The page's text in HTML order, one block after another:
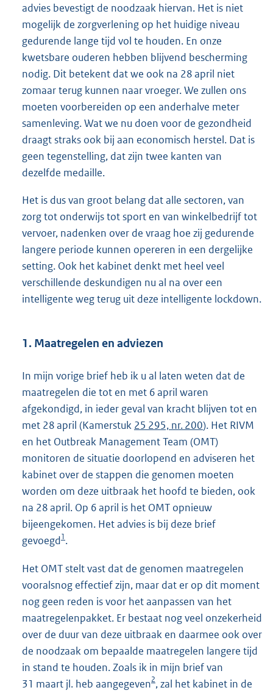
advies bevestigt de noodzaak hiervan. Het is niet
mogelijk de zorgverlening op het huidige niveau
gedurende lange tijd vol te houden. En onze
kwetsbare ouderen hebben blijvend bescherming
nodig. Dit betekent dat we ook na 28 april niet
zomaar terug kunnen naar vroeger. We zullen ons
moeten voorbereiden op een anderhalve meter
samenleving. Wat we nu doen voor de gezondheid
draagt straks ook bij aan economisch herstel. Dat is
geen tegenstelling, dat zijn twee kanten van
dezelfde medaille.
Het is dus van groot belang dat alle sectoren, van
zorg tot onderwijs tot sport en van winkelbedrijf tot
vervoer, nadenken over de vraag hoe zij gedurende
langere periode kunnen opereren in een dergelijke
setting. Ook het kabinet denkt met heel veel
verschillende deskundigen nu al na over een
intelligente weg terug uit deze intelligente lockdown.
1. Maatregelen en adviezen
In mijn vorige brief heb ik u al laten weten dat de
maatregelen die tot en met 6 april waren
afgekondigd, in ieder geval van kracht blijven tot en
met 28 april (Kamerstuk 25 295, nr. 200). Het RIVM
en het Outbreak Management Team (OMT)
monitoren de situatie doorlopend en adviseren het
kabinet over de stappen die genomen moeten
worden om deze uitbraak het hoofd te bieden, ook
na 28 april. Op 6 april is het OMT opnieuw
bijeengekomen. Het advies is bij deze brief
gevoegd1.
Het OMT stelt vast dat de genomen maatregelen
vooralsnog effectief zijn, maar dat er op dit moment
nog geen reden is voor het aanpassen van het
maatregelenpakket. Er bestaat nog veel onzekerheid
over de duur van deze uitbraak en daarmee ook over
de noodzaak om bepaalde maatregelen langere tijd
in stand te houden. Zoals ik in mijn brief van
31 maart jl. heb aangegeven2, zal het kabinet in de